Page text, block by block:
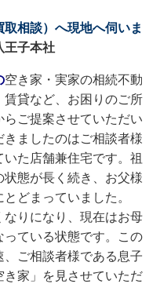
相談）へ現地へ伺いま
王子本社
空き家・実家の相続不動
貸など、お困りのご所
ご提案させていただい
ましたのはご相談者様
た店舗兼住宅です。祖
態が長く続き、お父様
どまっていました。
りになり、現在はお母
ている状態です。この
ご相談者様である息子
家」を見させていただ